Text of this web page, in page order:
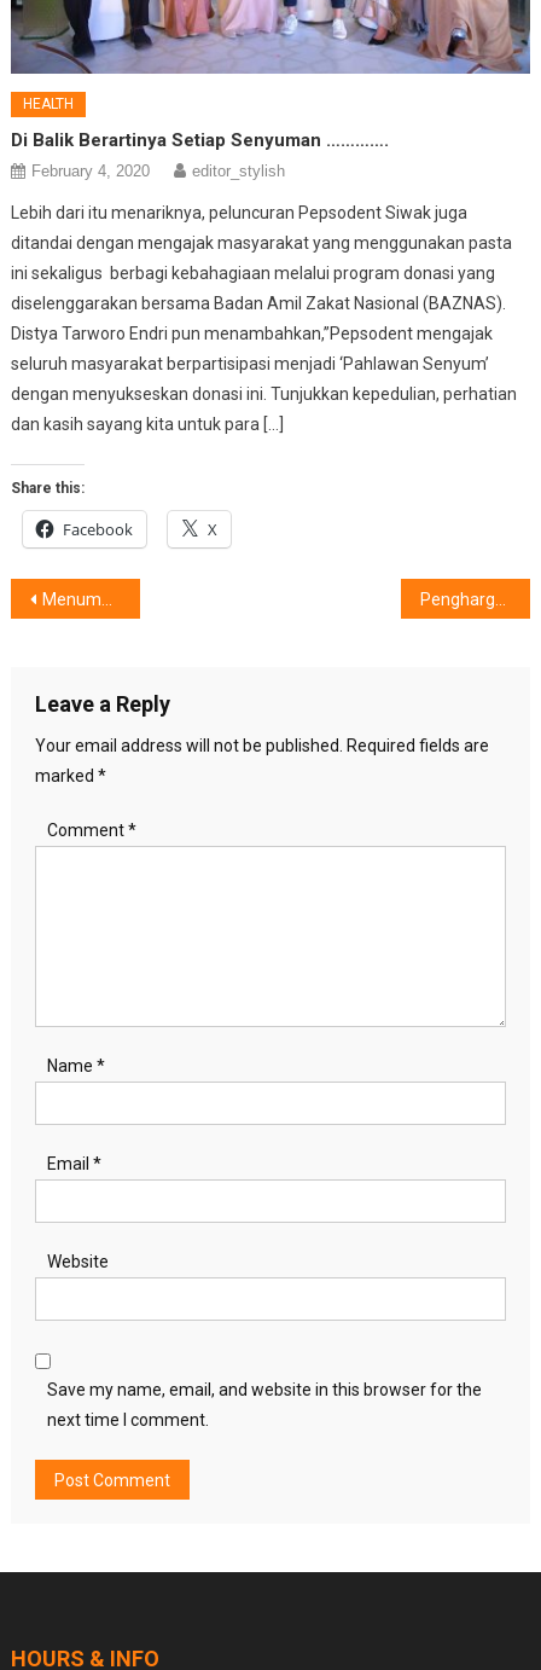
HEALTH
Di Balik Berartinya Setiap Senyuman ………….
February 4, 2020 editor_stylish
Lebih dari itu menariknya, peluncuran Pepsodent Siwak juga
ditandai dengan mengajak masyarakat yang menggunakan pasta
ini sekaligus berbagi kebahagiaan melalui program donasi yang
diselenggarakan bersama Badan Amil Zakat Nasional (BAZNAS).
Distya Tarworo Endri pun menambahkan,”Pepsodent mengajak
seluruh masyarakat berpartisipasi menjadi ‘Pahlawan Senyum’
dengan menyukseskan donasi ini. Tunjukkan kepedulian, perhatian
dan kasih sayang kita untuk para […]
Share this:
Facebook X
Post
Menumbuhkan Anak Bahagia, Gembira & Kreatif
Leave a Reply
Your email address will not be published.
Required fields are
marked *
Comment*
Name *
Email *
Website
Save my name, email, and website in this browser for the
next time I comment.
HOURS & INFO